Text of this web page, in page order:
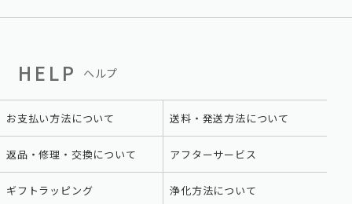
HELP ヘルプ
お支払い方法について 送料・発送方法について
返品・修理・交換について アフターサービス
ギフトラッピング 浄化方法について